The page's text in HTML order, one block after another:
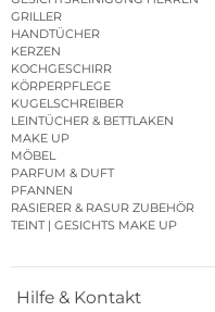
GRILLER
HANDTÜCHER
KERZEN
KOCHGESCHIRR
KÖRPERPFLEGE
KUGELSCHREIBER
LEINTÜCHER & BETTLAKEN
MAKE UP
MÖBEL
PARFUM & DUFT
PFANNEN
RASIERER & RASUR ZUBEHÖR
TEINT | GESICHTS MAKE UP
Hilfe & Kontakt